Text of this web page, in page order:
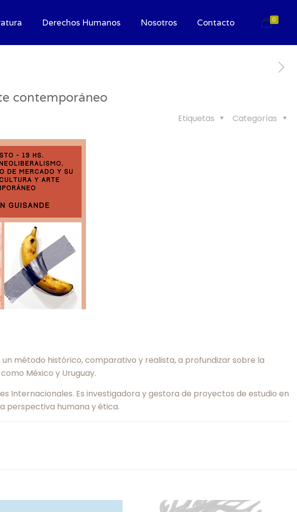
Derechos Humanos Nosotros Contacto 0
contemporáneo
Categorías
Etiquetas
método histórico, comparativo y realista, a profundizar sobre la
México y Uruguay.
Internacionales. Es investigadora y gestora de proyectos de estudio en
perspectiva humana y ética.